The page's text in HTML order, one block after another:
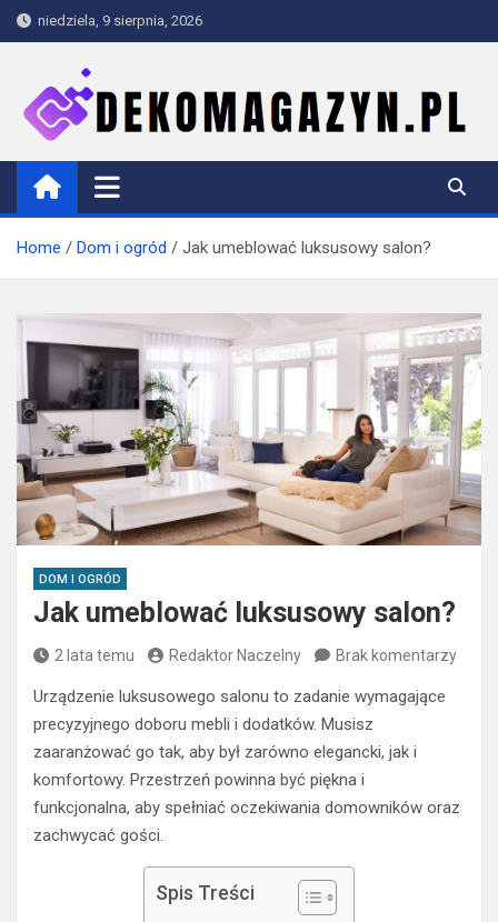
Skip
to
niedziela, 9 sierpnia, 2026
dekomagazyn.pl
Blog
Home Dom i ogród Jak umeblować luksusowy salon?
DOM I OGRÓD
Jak umeblować luksusowy salon?
2 lata temu Redaktor Naczelny Brak komentarzy
Urządzenie luksusowego salonu to zadanie wymagające
precyzyjnego doboru mebli i dodatków. Musisz
zaaranżować go tak, aby był zarówno elegancki, jak i
komfortowy. Przestrzeń powinna być piękna i
funkcjonalna, aby spełniać oczekiwania domowników oraz
zachwycać gości.
Spis Treści